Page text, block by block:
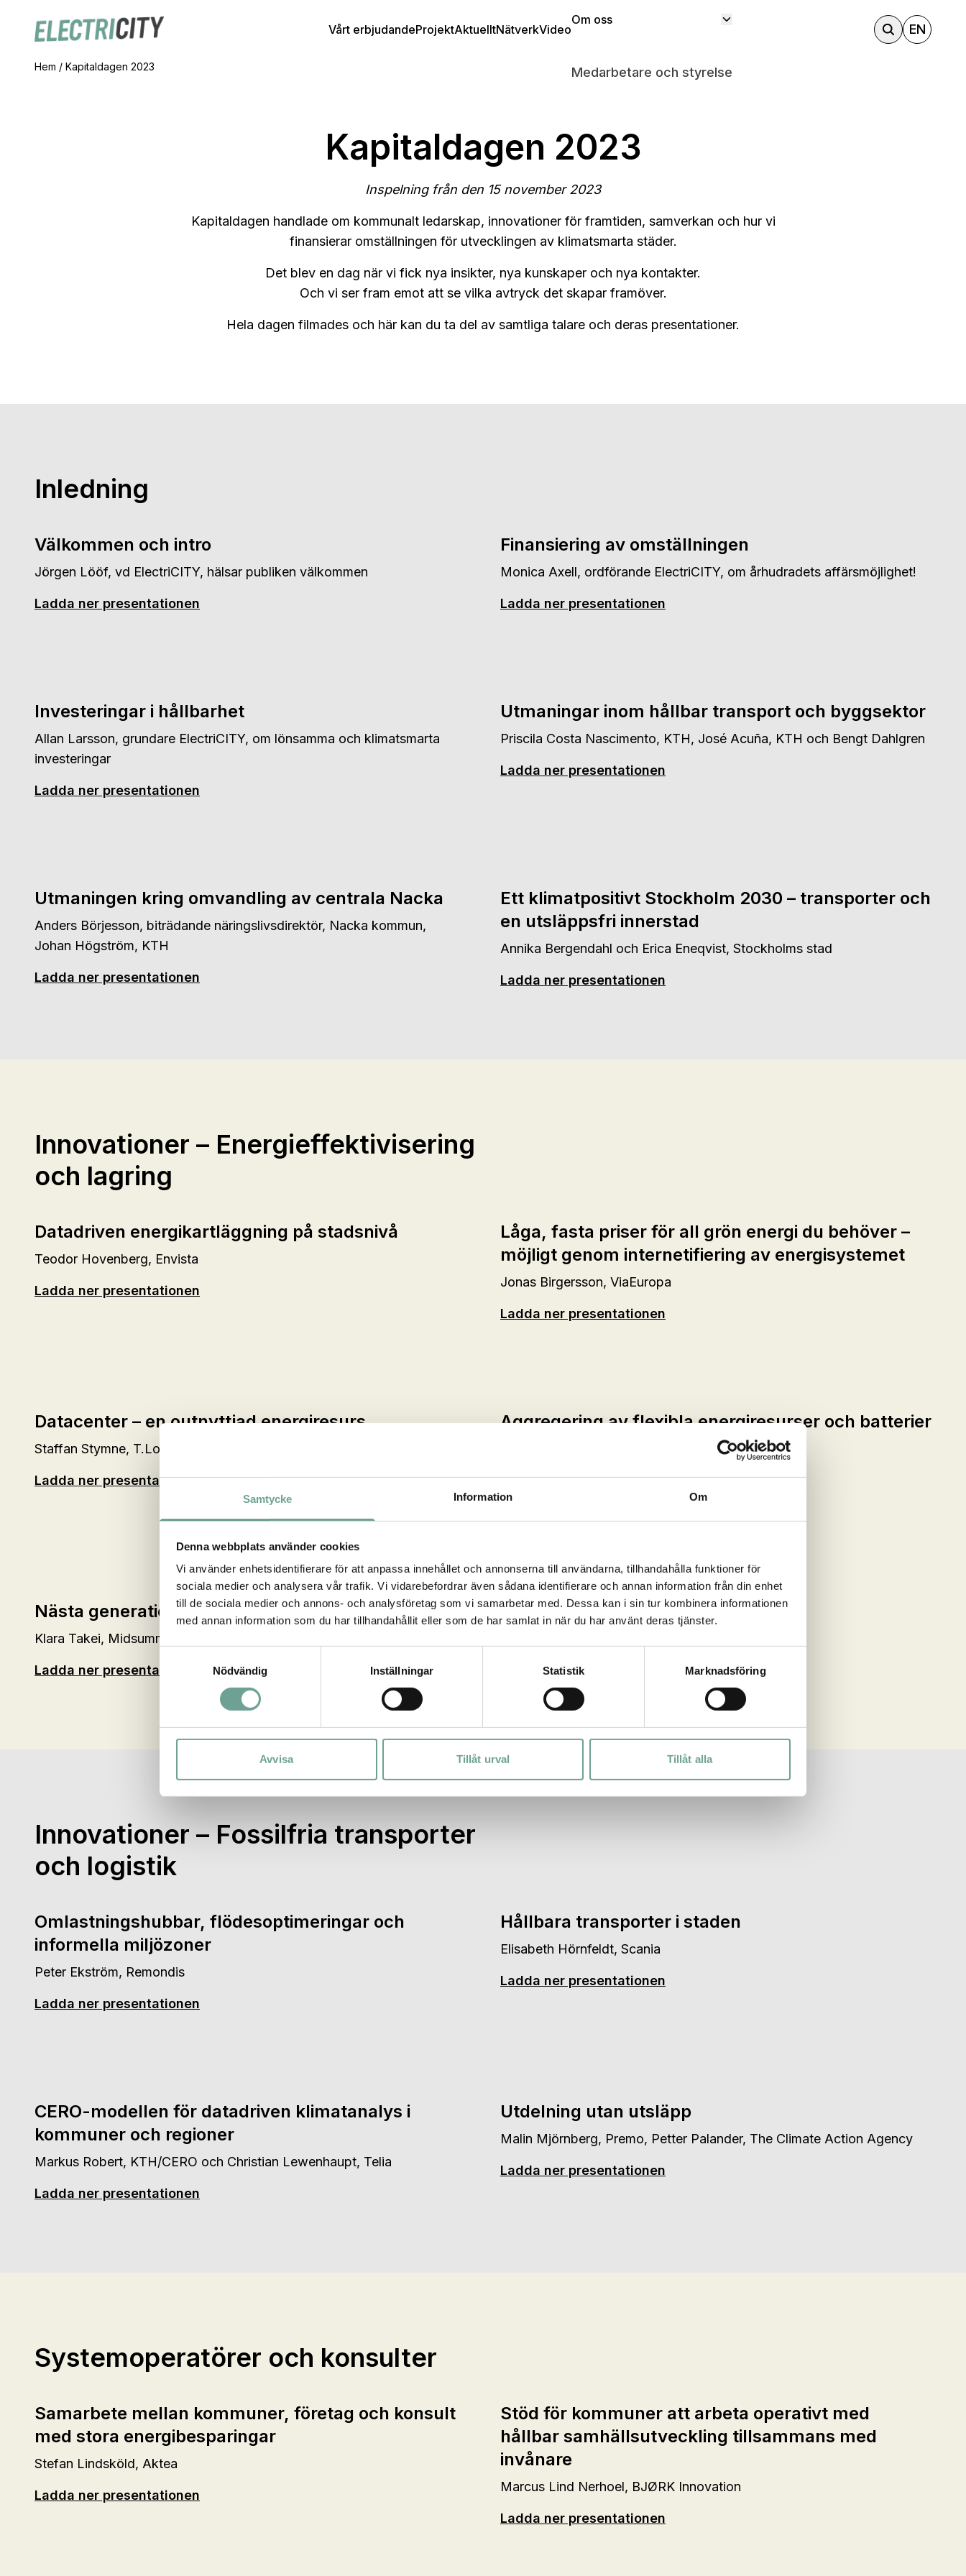
Samtycke Information Om
Denna webbplats använder cookies
Vi använder enhetsidentifierare för att anpassa innehållet och annonserna till användarna, tillhandahålla funktioner för
sociala medier och analysera vår trafik. Vi vidarebefordrar även sådana identifierare och annan information från din enhet
till de sociala medier och annons- och analysföretag som vi samarbetar med. Dessa kan i sin tur kombinera informationen
med annan information som du har tillhandahållit eller som de har samlat in när du har använt deras tjänster.
Nödvändig
Inställningar Statistik Marknadsföring
Avvisa Tillåt urval Tillåt alla
Vårt erbjudandeProjektAktuelltNätverkVideo
Om oss
Medarbetare och styrelse
EN
Hem / Kapitaldagen 2023
Kapitaldagen 2023
Inspelning från den 15 november 2023
Kapitaldagen handlade om kommunalt ledarskap, innovationer för framtiden, samverkan och hur vi
finansierar omställningen för utvecklingen av klimatsmarta städer.
Det blev en dag när vi fick nya insikter, nya kunskaper och nya kontakter.
Och vi ser fram emot att se vilka avtryck det skapar framöver.
Hela dagen filmades och här kan du ta del av samtliga talare och deras presentationer.
Inledning
Välkommen och intro
Jörgen Lööf, vd ElectriCITY, hälsar publiken välkommen
Ladda ner presentationen
Finansiering av omställningen
Monica Axell, ordförande ElectriCITY, om århudradets affärsmöjlighet!
Ladda ner presentationen
Investeringar i hållbarhet
Allan Larsson, grundare ElectriCITY, om lönsamma och klimatsmarta
investeringar
Ladda ner presentationen
Utmaningar inom hållbar transport och byggsektor
Priscila Costa Nascimento, KTH, José Acuña, KTH och Bengt Dahlgren
Ladda ner presentationen
Utmaningen kring omvandling av centrala Nacka
Anders Börjesson, biträdande näringslivsdirektör, Nacka kommun,
Johan Högström, KTH
Ladda ner presentationen
Ett klimatpositivt Stockholm 2030 – transporter och
en utsläppsfri innerstad
Annika Bergendahl och Erica Eneqvist, Stockholms stad
Ladda ner presentationen
Innovationer – Energieffektivisering
och lagring
Datadriven energikartläggning på stadsnivå
Teodor Hovenberg, Envista
Ladda ner presentationen
Låga, fasta priser för all grön energi du behöver –
möjligt genom internetifiering av energisystemet
Jonas Birgersson, ViaEuropa
Ladda ner presentationen
Datacenter – en outnyttjad energiresurs
Staffan Stymne, T.Loop
Ladda ner presentationen
Aggregering av flexibla energiresurser och batterier
Ladda ner presentationen
Nästa generations solpanel tillverkad i Sverige
Klara Takei, Midsummer
Ladda ner presentationen
Innovationer – Fossilfria transporter
och logistik
Omlastningshubbar, flödesoptimeringar och
informella miljözoner
Peter Ekström, Remondis
Ladda ner presentationen
Hållbara transporter i staden
Elisabeth Hörnfeldt, Scania
Ladda ner presentationen
CERO-modellen för datadriven klimatanalys i
kommuner och regioner
Markus Robert, KTH/CERO och Christian Lewenhaupt, Telia
Ladda ner presentationen
Utdelning utan utsläpp
Malin Mjörnberg, Premo, Petter Palander, The Climate Action Agency
Ladda ner presentationen
Systemoperatörer och konsulter
Samarbete mellan kommuner, företag och konsult
med stora energibesparingar
Stefan Lindsköld, Aktea
Ladda ner presentationen
Stöd för kommuner att arbeta operativt med
hållbar samhällsutveckling tillsammans med
invånare
Marcus Lind Nerhoel, BJØRK Innovation
Ladda ner presentationen